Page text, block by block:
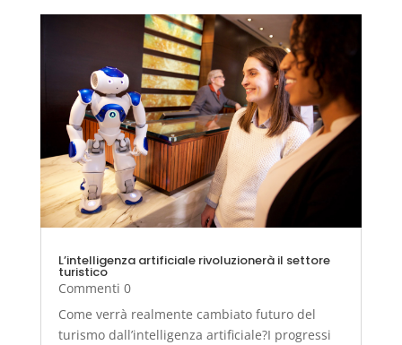
L’intelligenza artificiale rivoluzionerà il settore
turistico
Commenti 0
Come verrà realmente cambiato futuro del
turismo dall’intelligenza artificiale?I progressi